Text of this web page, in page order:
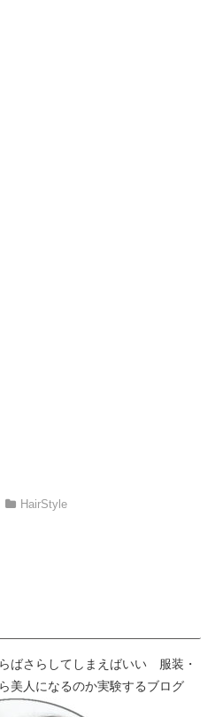
HairStyle
ばさらしてしまえばいい 服装・
美人になるのか実験するブログ